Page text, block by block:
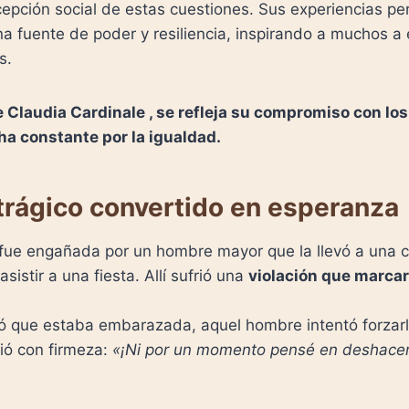
social de estas cuestiones. Sus experiencias
fuente de poder y resiliencia, inspirando a muchos a
Claudia Cardinale , se refleja su compromiso con
constante por la igualdad.
convertido en esperanza
engañada por un hombre mayor que la llevó a una
a una fiesta. Allí sufrió una violación que
que estaba embarazada, aquel hombre intentó
con firmeza: «¡Ni por un momento pensé en